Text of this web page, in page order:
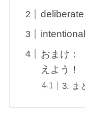
deliberate
intentional
おまけ：
えよう！
3. ま